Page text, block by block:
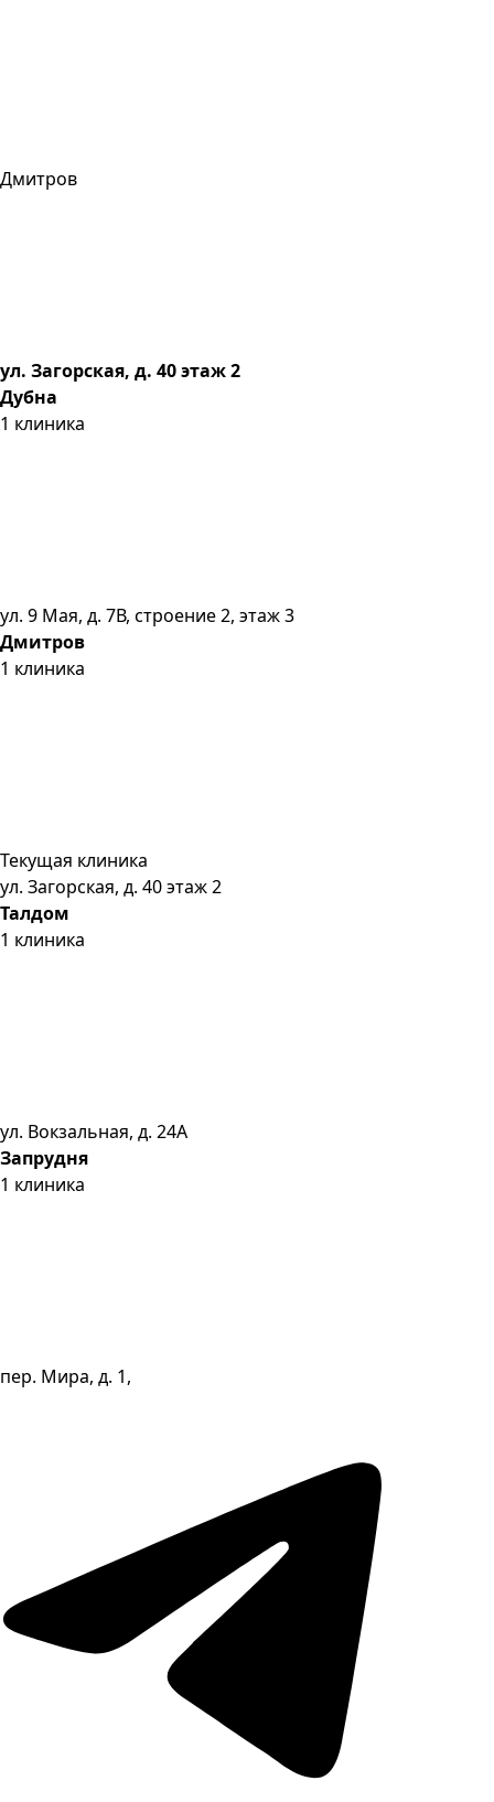
Дмитров
ул. Загорская, д. 40 этаж 2
Дубна
1 клиника
ул. 9 Мая, д. 7В, строение 2, этаж 3
Дмитров
1 клиника
Текущая клиника
ул. Загорская, д. 40 этаж 2
Талдом
1 клиника
ул. Вокзальная, д. 24А
Запрудня
1 клиника
пер. Мира, д. 1,